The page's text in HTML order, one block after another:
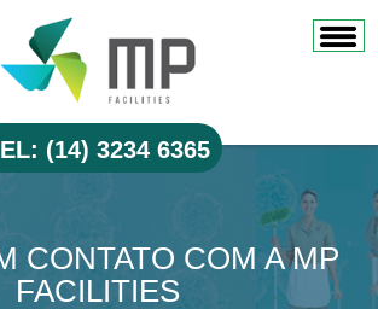
(14) 3234 6365
CONTATO COM A MP
FACILITIES